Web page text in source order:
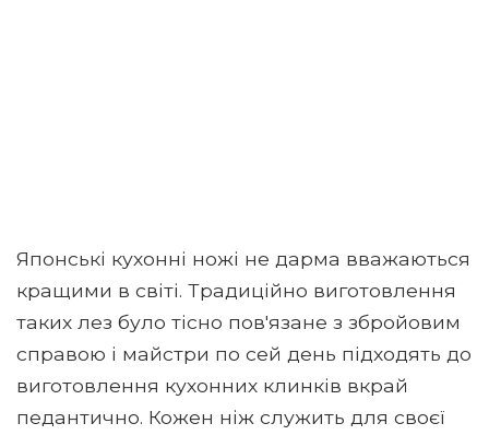
Японські кухонні ножі не дарма вважаються
кращими в світі. Традиційно виготовлення
таких лез було тісно пов'язане з збройовим
справою і майстри по сей день підходять до
виготовлення кухонних клинків вкрай
педантично. Кожен ніж служить для своєї